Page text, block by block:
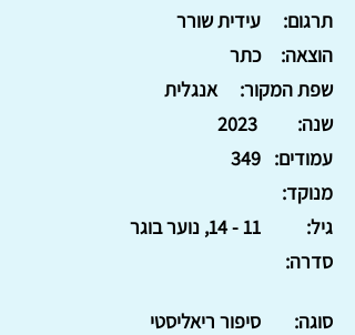
עידית שורר
תרגום:
כתר
הוצאה:
אנגלית
שפת המקור:
2023
שנה:
349 עמודים:
מנוקד:
11 - 14, נוער בוגר
גיל:
סדרה:
סיפור ריאליסטי סוגה: